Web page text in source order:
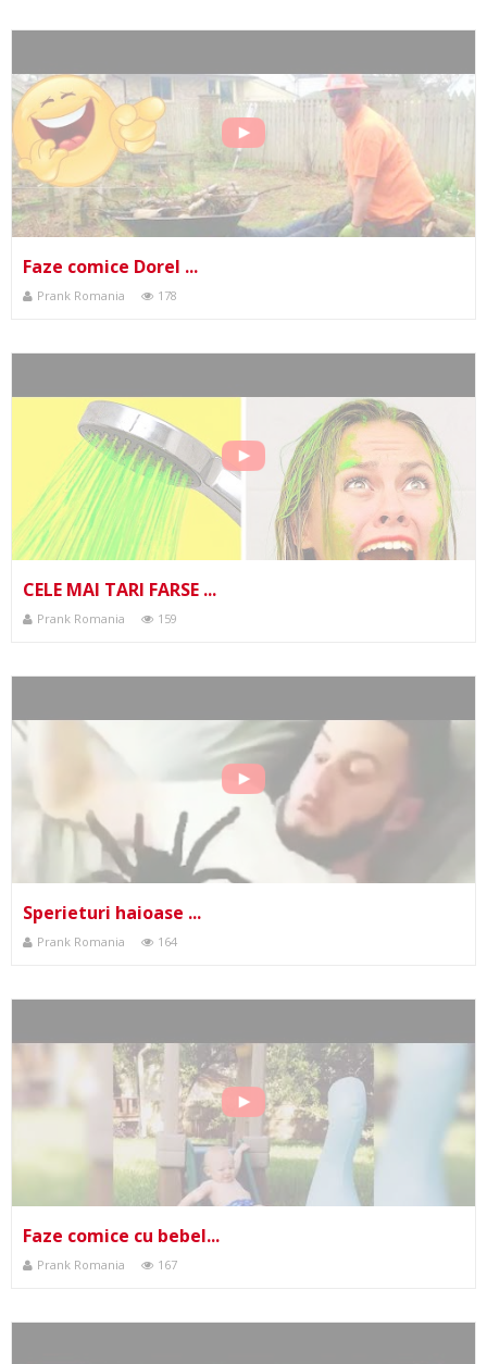
Faze comice Dorel ...
Prank Romania 178
CELE MAI TARI FARSE ...
Prank Romania 159
Sperieturi haioase ...
Prank Romania 164
Faze comice cu bebel...
Prank Romania 167